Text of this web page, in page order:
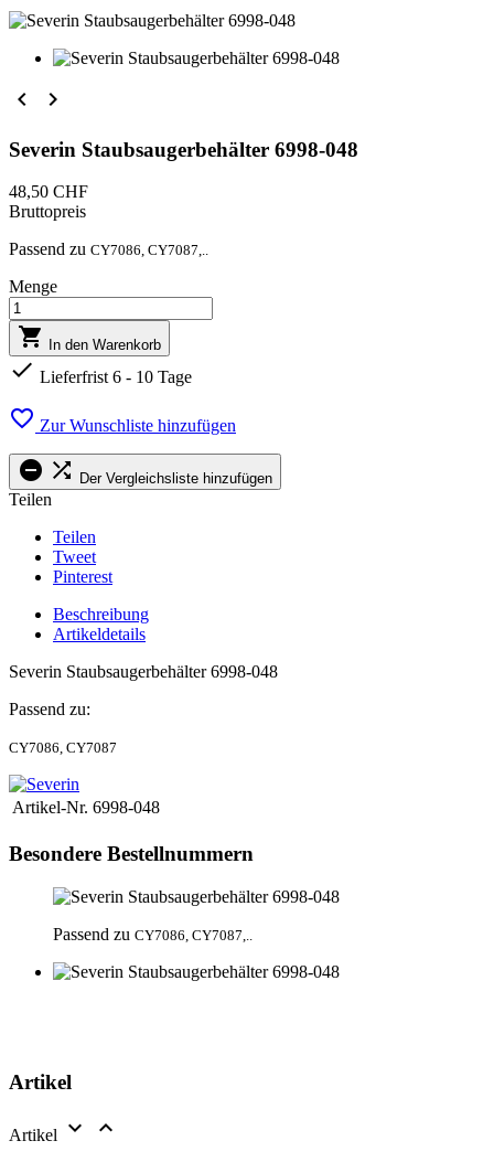
 
Severin Staubsaugerbehälter 6998-048
48,50 CHF
Bruttopreis
Passend zu CY7086, CY7087,..
Menge
 In den Warenkorb
 Lieferfrist 6 - 10 Tage
 Zur Wunschliste hinzufügen
  Der Vergleichsliste hinzufügen
Teilen
Teilen
Tweet
Pinterest
Beschreibung
Artikeldetails
Severin Staubsaugerbehälter 6998-048
Passend zu:
CY7086, CY7087
Artikel-Nr. 6998-048
Besondere Bestellnummern
Passend zu CY7086, CY7087,..
Artikel
Artikel  